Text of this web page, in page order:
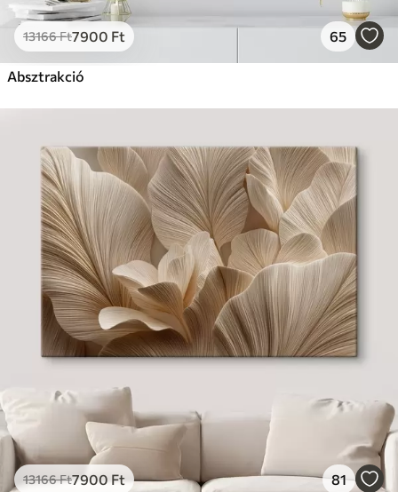
13166Ft7900 Ft 65
Absztrakció
13166Ft7900 Ft 81